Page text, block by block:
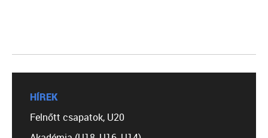
HÍREK
Felnőtt csapatok, U20